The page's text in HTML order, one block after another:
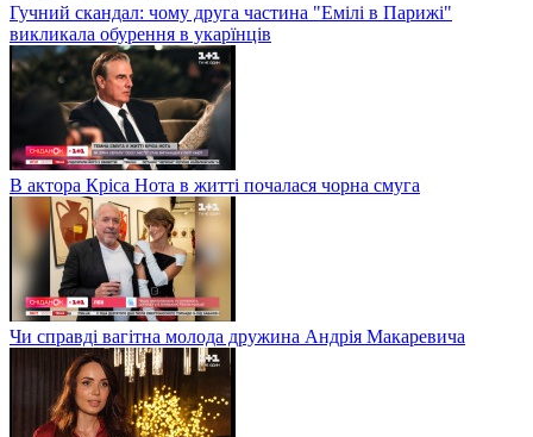
Гучний скандал: чому друга частина "Емілі в Парижі"
викликала обурення в укарїнців
В актора Кріса Нота в житті почалася чорна смуга
Чи справді вагітна молода дружина Андрія Макаревича